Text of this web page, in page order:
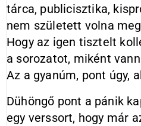
tárca, publicisztika,
nem született volna
Hogy az igen tisztelt
a sorozatot, miként
Az a gyanúm, pont úgy,
Dühöngő pont a pánik
egy verssort, hogy már